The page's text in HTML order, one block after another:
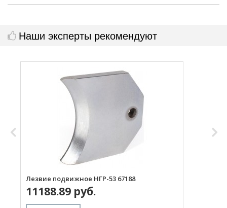
Наши эксперты рекомендуют
Лезвие подвижное НГР-53 67188
11188.89 руб.